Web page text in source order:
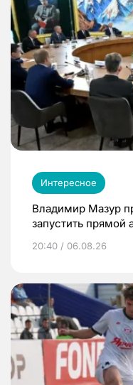
Интересное
Владимир Мазур
запустить прямой
20:40 / 06.08.26